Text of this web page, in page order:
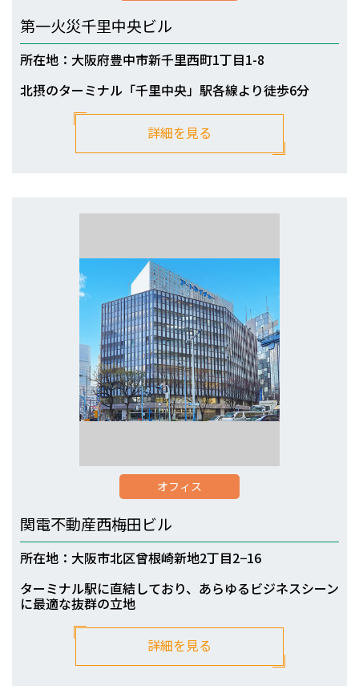
第一火災千里中央ビル
所在地：大阪府豊中市新千里西町1丁目1-8
北摂のターミナル「千里中央」駅各線より徒歩6分
詳細を見る
オフィス
関電不動産西梅田ビル
所在地：大阪市北区曾根崎新地2丁目2−16
ターミナル駅に直結しており、あらゆるビジネスシーン
に最適な抜群の立地
詳細を見る